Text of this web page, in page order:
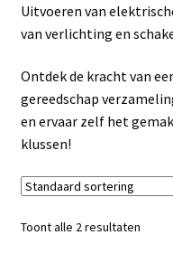
Privacybeleid
Videos
Winkelwagen
Uitvoeren van
van verlichting en
Ontdek de kracht van
gereedschap
en ervaar zelf het
klussen!
Toont alle 2 resultaten